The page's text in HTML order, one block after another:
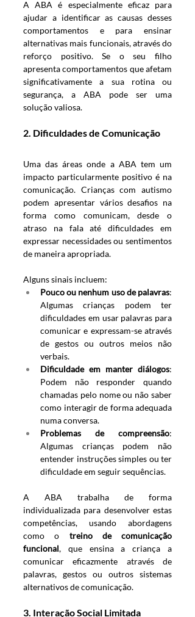
A ABA é especialmente eficaz para
ajudar a identificar as causas desses
comportamentos e para ensinar
alternativas mais funcionais, através do
reforço positivo. Se o seu filho
apresenta comportamentos que afetam
significativamente a sua rotina ou
segurança, a ABA pode ser uma
solução valiosa.
2. Dificuldades de Comunicação
Uma das áreas onde a ABA tem um
impacto particularmente positivo é na
comunicação. Crianças com autismo
podem apresentar vários desafios na
forma como comunicam, desde o
atraso na fala até dificuldades em
expressar necessidades ou sentimentos
de maneira apropriada.
Alguns sinais incluem:
Pouco ou nenhum uso de palavras:
Algumas crianças podem ter
dificuldades em usar palavras para
comunicar e expressam-se através
de gestos ou outros meios não
verbais.
Dificuldade em manter diálogos:
Podem não responder quando
chamadas pelo nome ou não saber
como interagir de forma adequada
numa conversa.
Problemas de compreensão:
Algumas crianças podem não
entender instruções simples ou ter
dificuldade em seguir sequências.
A ABA trabalha de forma
individualizada para desenvolver estas
competências, usando abordagens
como o treino de comunicação
funcional, que ensina a criança a
comunicar eficazmente através de
palavras, gestos ou outros sistemas
alternativos de comunicação.
3. Interação Social Limitada